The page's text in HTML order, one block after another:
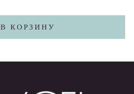
В КОРЗИНУ